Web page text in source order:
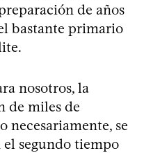
de años
bastante primario
nosotros, la
de miles de
necesariamente, se
el segundo tiempo